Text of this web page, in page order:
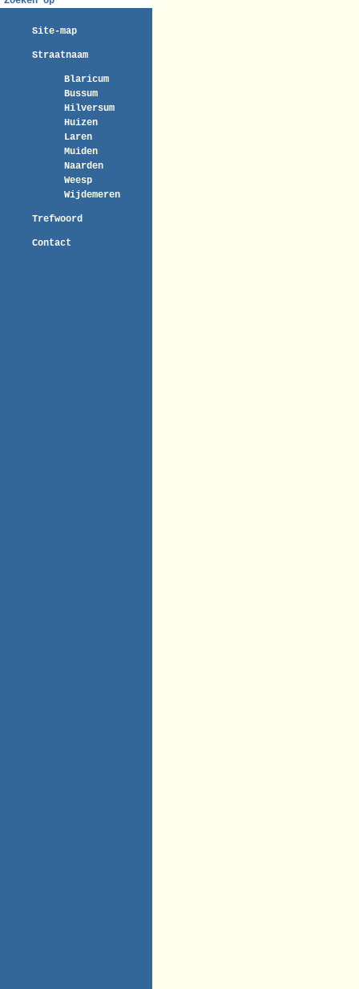
Site-map
Straatnaam
Blaricum
Bussum
Hilversum
Huizen
Laren
Muiden
Naarden
Weesp
Wijdemeren
Trefwoord
Contact